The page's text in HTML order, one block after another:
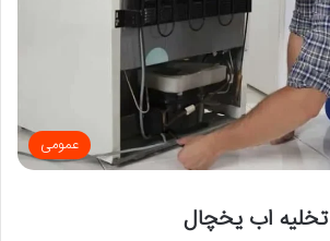
عمومی
تخلیه اب یخچال